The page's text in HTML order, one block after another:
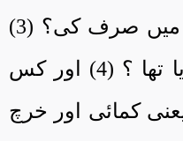
(2) جوانی کس مشغلہ میں صرف کی؟ (3)
مال کس طرح سے کمایا تھا ؟ (4) اور کس
کمائی اور خرچ